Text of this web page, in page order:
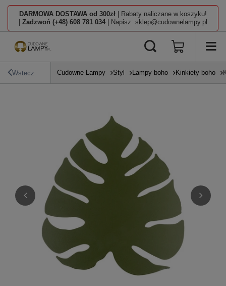
DARMOWA DOSTAWA od 300zł | Rabaty naliczane w koszyku!
Zadzwoń (+48) 608 781 034 | Napisz: sklep@cudownelampy.pl
Wstecz Cudowne Lampy Styl Lampy boho Kinkiety boho